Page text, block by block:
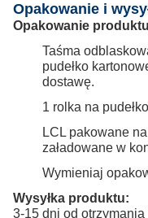
Opakowanie i
Opakowanie
Taśma
pudełko
dostawę.
1 rolka na
LCL pakowane
załadowane w
Wymieniaj
Wysyłka produktu:
3-15 dni od